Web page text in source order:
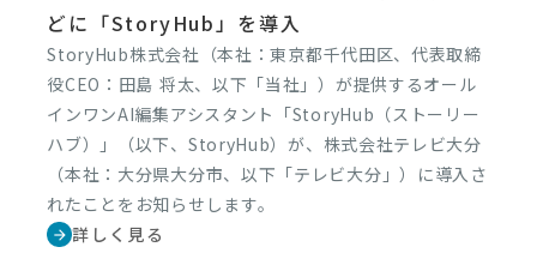
どに「StoryHub」を導入
StoryHub株式会社（本社：東京都千代田区、代表取締
役CEO：田島 将太、以下「当社」）が提供するオール
インワンAI編集アシスタント「StoryHub（ストーリー
ハブ）」（以下、StoryHub）が、株式会社テレビ大分
（本社：大分県大分市、以下「テレビ大分」）に導入さ
れたことをお知らせします。
arrow_forward 詳しく見る